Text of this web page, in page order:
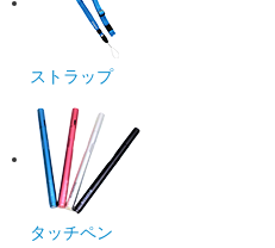
ストラップ
タッチペン